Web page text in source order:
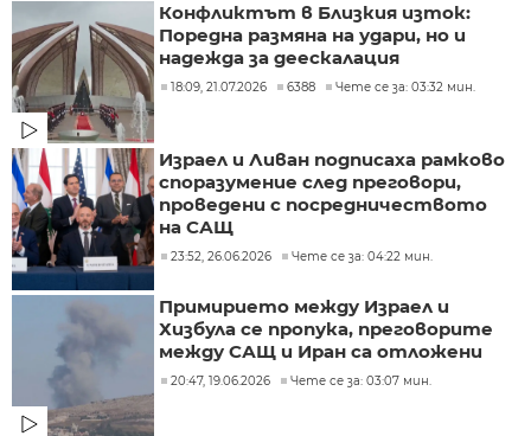
Конфликтът в Близкия изток:
Поредна размяна на удари, но и
надежда за деескалация
18:09, 21.07.2026 6388 Чете се за: 03:32 мин.
Израел и Ливан подписаха рамково
споразумение след преговори,
проведени с посредничеството
на САЩ
23:52, 26.06.2026 Чете се за: 04:22 мин.
Примирието между Израел и
Хизбула се пропука, преговорите
между САЩ и Иран са отложени
20:47, 19.06.2026 Чете се за: 03:07 мин.